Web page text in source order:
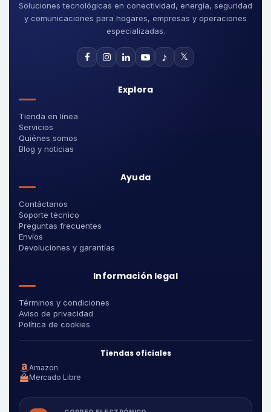
Soluciones tecnológicas en conectividad, energía, seguridad
y comunicaciones para hogares, empresas y operaciones
especializadas.
♪ 𝕏
Explora
Tienda en línea
Servicios
Quiénes somos
Blog y noticias
Ayuda
Contáctanos
Soporte técnico
Preguntas frecuentes
Envíos
Devoluciones y garantías
Información legal
Términos y condiciones
Aviso de privacidad
Política de cookies
Tiendas oficiales
Amazon
Mercado Libre